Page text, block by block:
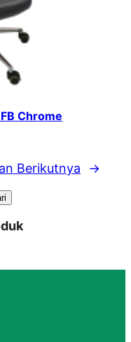
Chrome
Berikutnya →